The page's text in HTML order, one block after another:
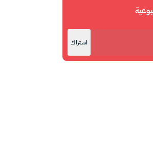
اشتراك